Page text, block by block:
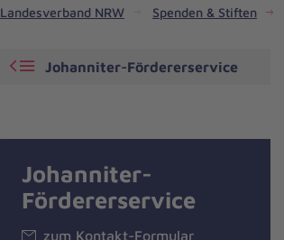
Landesverband NRW Spenden & Stiften
Johanniter-Fördererservice
Johanniter-
Fördererservice
zum Kontakt-Formular